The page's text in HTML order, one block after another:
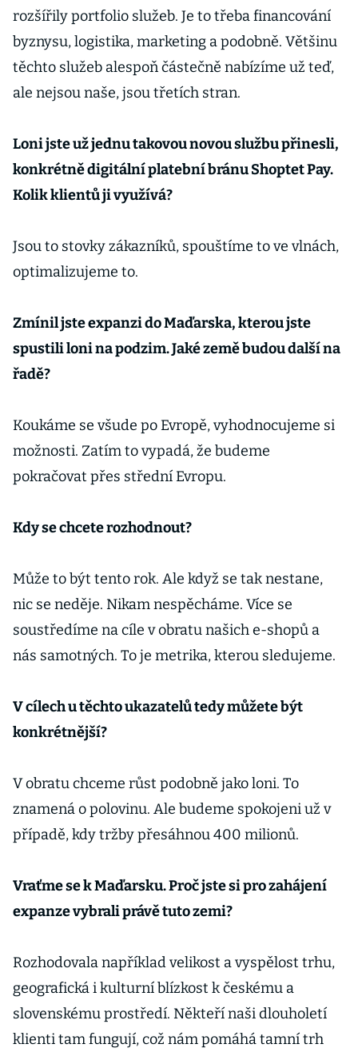
rozšířily portfolio služeb. Je to třeba financování
byznysu, logistika, marketing a podobně. Většinu
těchto služeb alespoň částečně nabízíme už teď,
ale nejsou naše, jsou třetích stran.
Loni jste už jednu takovou novou službu přinesli,
konkrétně digitální platební bránu Shoptet Pay.
Kolik klientů ji využívá?
Jsou to stovky zákazníků, spouštíme to ve vlnách,
optimalizujeme to.
Zmínil jste expanzi do Maďarska, kterou jste
spustili loni na podzim. Jaké země budou další na
řadě?
Koukáme se všude po Evropě, vyhodnocujeme si
možnosti. Zatím to vypadá, že budeme
pokračovat přes střední Evropu.
Kdy se chcete rozhodnout?
Může to být tento rok. Ale když se tak nestane,
nic se neděje. Nikam nespěcháme. Více se
soustředíme na cíle v obratu našich e-shopů a
nás samotných. To je metrika, kterou sledujeme.
V cílech u těchto ukazatelů tedy můžete být
konkrétnější?
V obratu chceme růst podobně jako loni. To
znamená o polovinu. Ale budeme spokojeni už v
případě, kdy tržby přesáhnou 400 milionů.
Vraťme se k Maďarsku. Proč jste si pro zahájení
expanze vybrali právě tuto zemi?
Rozhodovala například velikost a vyspělost trhu,
geografická i kulturní blízkost k českému a
slovenskému prostředí. Někteří naši dlouholetí
klienti tam fungují, což nám pomáhá tamní trh